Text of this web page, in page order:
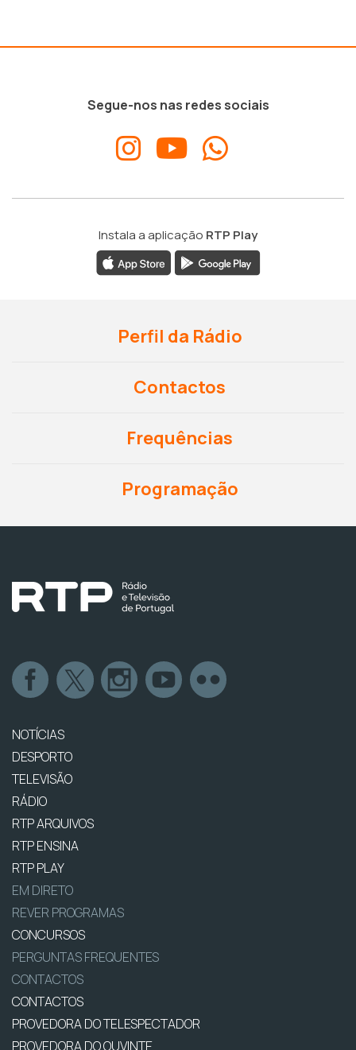
Segue-nos nas redes sociais
Instala a aplicação RTP Play
Perfil da Rádio
Contactos
Frequências
Programação
NOTÍCIAS
DESPORTO
TELEVISÃO
RÁDIO
RTP ARQUIVOS
RTP ENSINA
RTP PLAY
EM DIRETO
REVER PROGRAMAS
CONCURSOS
PERGUNTAS FREQUENTES
CONTACTOS
CONTACTOS
PROVEDORA DO TELESPECTADOR
PROVEDORA DO OUVINTE